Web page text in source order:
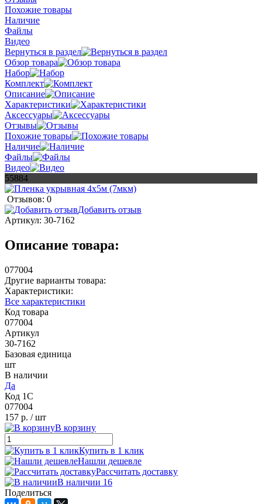
Похожие товары
Наличие
Файлы
Видео
Вернуться в раздел
Обзор товара
Набор
Комплект
Описание
Характеристики
Аксессуары
Отзывы
Похожие товары
Наличие
Файлы
Видео
55884
Отзывов: 0
Добавить отзыв
Артикул: 30-7162
Описание товара:
077004
Другие варианты товара:
Характеристики:
Все характеристики
Код товара
077004
Артикул
30-7162
Базовая единица
шт
В наличии
Да
Код 1С
077004
157 р. / шт
В корзину
Купить в 1 клик
Нашли дешевле
Рассчитать доставку
В наличии 16
Поделиться